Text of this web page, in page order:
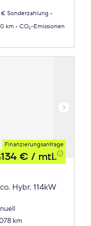
Sonderzahlung
km
CO₂-Emissionen
Finanzierungsanfrage
134 € / mtl.
Hybr. 114kW
km